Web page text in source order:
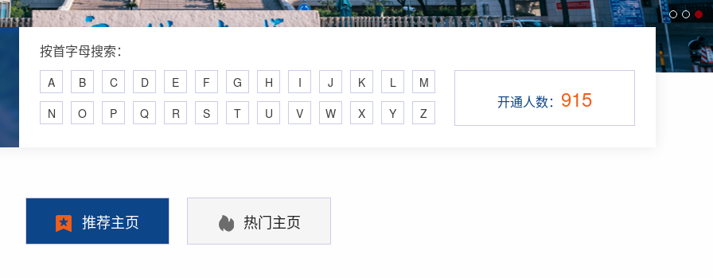
按首字母搜索：
A B C D E F G H I J K L
M
N
O P Q R S T U V W X Y Z
开通人数： 915
推荐主页 热门主页